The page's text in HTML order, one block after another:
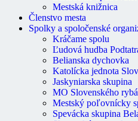
Mestská knižnica
Členstvo mesta
Spolky a spoločenské
Kráčame spolu
Ľudová hudba
Belianska dychovka
Katolícka jednota
Jaskyniarska skupina
MO Slovenského
Mestský poľovnícky
Spevácka skupina